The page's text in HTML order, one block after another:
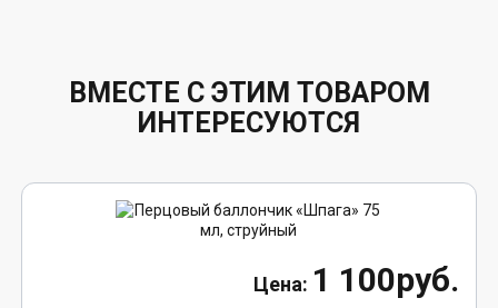
ВМЕСТЕ С ЭТИМ ТОВАРОМ
ИНТЕРЕСУЮТСЯ
1 100руб.